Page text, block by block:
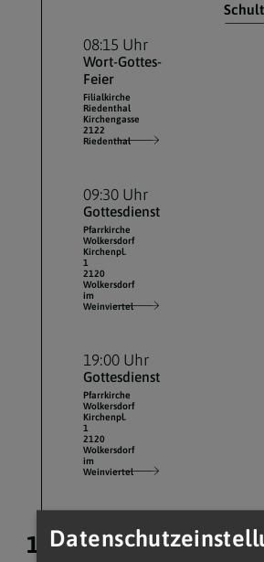
08:15 Uhr
Wort-Gottes-
Feier
Filialkirche
Riedenthal
Kirchengasse
2122
Riedenthal
09:30 Uhr
Gottesdienst
Pfarrkirche
Wolkersdorf
Kirchenpl.
1
2120
Wolkersdorf
im
Weinviertel
19:00 Uhr
Gottesdienst
Pfarrkirche
Wolkersdorf
Kirchenpl.
1
2120
Wolkersdorf
im
Weinviertel
11. August 2026